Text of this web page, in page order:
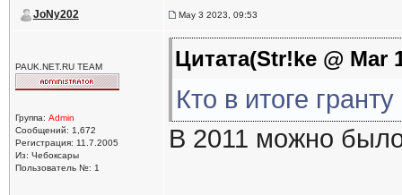
JoNy202 May 3 2023, 09:53
PAUK.NET.RU TEAM
Группа: Admin
Сообщений: 1,672
Регистрация: 11.7.2005
Из: Чебоксары
Пользователь №: 1
Цитата(Str!ke @ Mar
Кто в итоге
В 2011 можно